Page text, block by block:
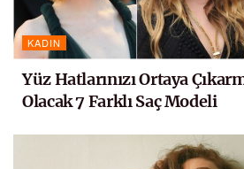
KADIN
Yüz Hatlarınızı Ortaya
Olacak 7 Farklı Saç Modeli